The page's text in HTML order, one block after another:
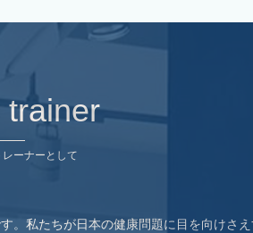
trainer
ーナーとして
私たちが日本の健康問題に目を向けさ